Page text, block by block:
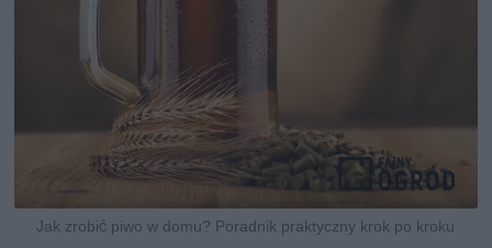
Jak zrobić piwo w domu? Poradnik praktyczny krok po kroku